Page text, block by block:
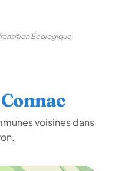
Écologique
voisines dans